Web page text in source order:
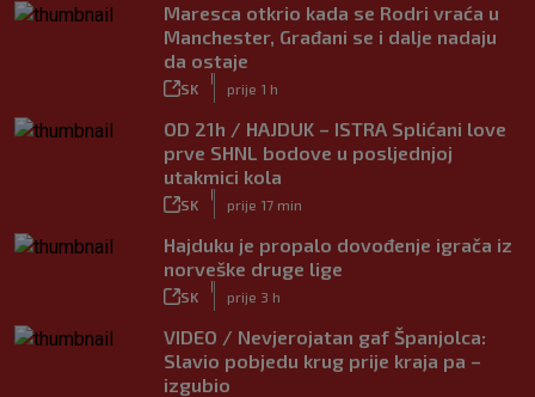
Maresca otkrio kada se Rodri vraća u
Manchester, Građani se i dalje nadaju
da ostaje
SK prije 1 h
OD 21h / HAJDUK – ISTRA Splićani love
prve SHNL bodove u posljednjoj
utakmici kola
SK prije 17 min
Hajduku je propalo dovođenje igrača iz
norveške druge lige
SK prije 3 h
VIDEO / Nevjerojatan gaf Španjolca:
Slavio pobjedu krug prije kraja pa –
izgubio